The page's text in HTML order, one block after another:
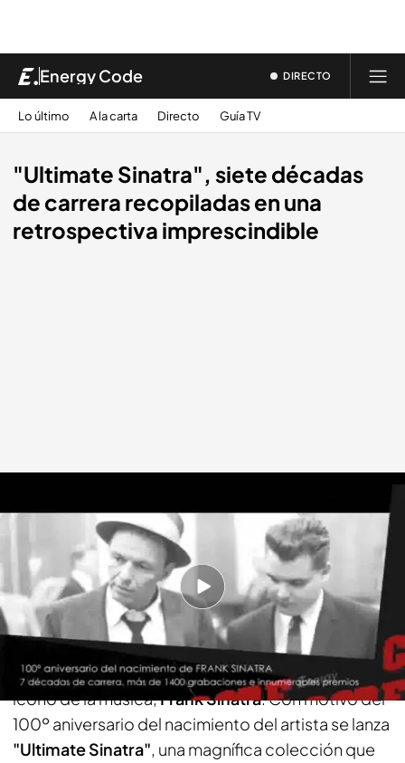
Energy Code DIRECTO
Lo último A la carta Directo Guía TV
"Ultimate Sinatra", siete décadas
de carrera recopiladas en una
retrospectiva imprescindible
energy.es
23 ABR 2015 - 14:31h.
Compartir
Esta semana enEnergy Codeos presentamos la
colección imprescindible de la carrera del gran
icono de la música,Frank Sinatra. Con motivo del
100º aniversario del nacimiento del artista se lanza
"Ultimate Sinatra", una magnífica colección que